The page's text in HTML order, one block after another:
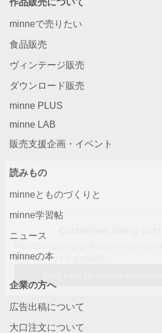
minneで売りたい
食品販売
ヴィンテージ販売
ダウンロード販売
minne PLUS
minne LAB
販売支援企画・イベント
読みもの
minneとものづくりと
minne学習帖
ニュース
minneの本
企業の方へ
広告出稿について
大口注文について